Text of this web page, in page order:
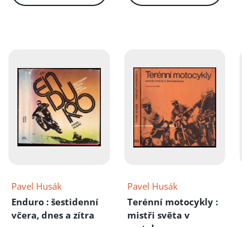
Pavel Husák
Enduro : šestidenní
včera, dnes a zítra
Pavel Husák
Terénní motocykly :
mistři světa v